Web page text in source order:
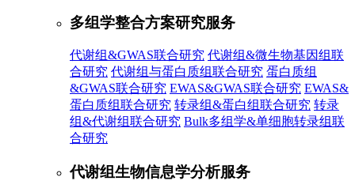
多组学整合方案研究服务
代谢组&GWAS联合研究 代谢组&微生物基因组联
合研究 代谢组与蛋白质组联合研究 蛋白质组
&GWAS联合研究 EWAS&GWAS联合研究 EWAS&
蛋白质组联合研究 转录组&蛋白组联合研究 转录
组&代谢组联合研究 Bulk多组学&单细胞转录组联
合研究
代谢组生物信息学分析服务